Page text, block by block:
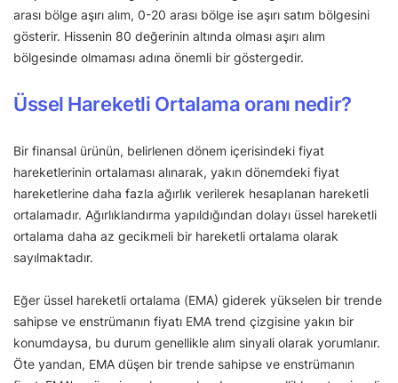
arası bölge aşırı alım, 0-20 arası bölge ise aşırı satım bölgesini
gösterir. Hissenin 80 değerinin altında olması aşırı alım
bölgesinde olmaması adına önemli bir göstergedir.
Üssel Hareketli Ortalama oranı nedir?
Bir finansal ürünün, belirlenen dönem içerisindeki fiyat
hareketlerinin ortalaması alınarak, yakın dönemdeki fiyat
hareketlerine daha fazla ağırlık verilerek hesaplanan hareketli
ortalamadır. Ağırlıklandırma yapıldığından dolayı üssel hareketli
ortalama daha az gecikmeli bir hareketli ortalama olarak
sayılmaktadır.
Eğer üssel hareketli ortalama (EMA) giderek yükselen bir trende
sahipse ve enstrümanın fiyatı EMA trend çizgisine yakın bir
konumdaysa, bu durum genellikle alım sinyali olarak yorumlanır.
Öte yandan, EMA düşen bir trende sahipse ve enstrümanın